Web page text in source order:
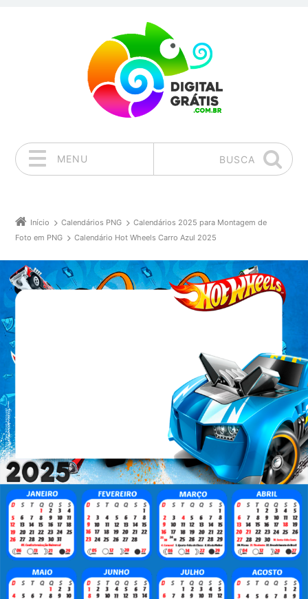
MENU BUSCA
Início Calendários PNG
Calendários 2025 para Montagem de
Foto em PNG
Calendário Hot Wheels Carro Azul 2025